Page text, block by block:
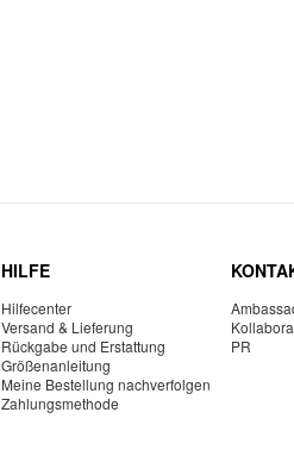
HILFE
Hilfecenter
Versand & Lieferung
Rückgabe und Erstattung
Größenanleitung
Meine Bestellung nachverfolgen
Zahlungsmethode
PR